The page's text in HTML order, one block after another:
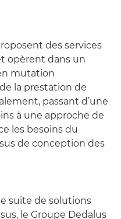
des services
opèrent dans un
mutation
la prestation de
passant d’une
à une approche de
les besoins du
de conception des
suite de solutions
le Groupe Dedalus